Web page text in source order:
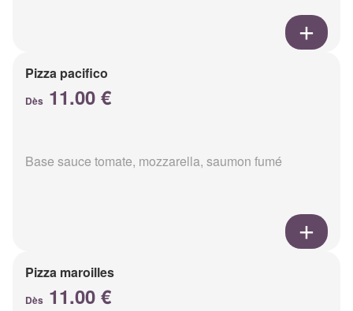
Pizza pacifico
Dès 11.00 €
Base sauce tomate, mozzarella, saumon fumé
Pizza maroilles
Dès 11.00 €